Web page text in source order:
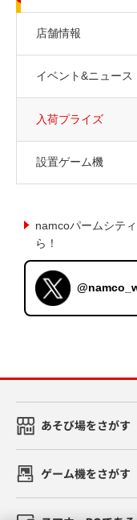
店舗情報
イベント&ニュース
入荷プライズ
設置ゲーム機
namcoパームシテ
ら！
あそび場をさがす
ゲーム機をさがす